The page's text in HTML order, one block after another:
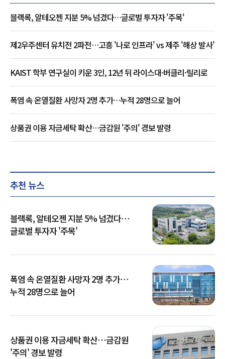
블랙록, 알테오젠 지분 5% 넘겼다…글로벌 투자자 '주목'
제2우주센터 유치전 2파전…고흥 '나로 인프라' vs 제주 '해상 발사'
KAIST 학부 연구실이 키운 3인, 12년 뒤 라이스대·버클리·릴리로
폭염 속 온열질환 사망자 2명 추가…누적 28명으로 늘어
상품권 이용 자금세탁 확산…금감원 '주의' 경보 발령
추천 뉴스
블랙록, 알테오젠 지분 5% 넘겼다…
글로벌 투자자 '주목'
폭염 속 온열질환 사망자 2명 추가…
누적 28명으로 늘어
상품권 이용 자금세탁 확산…금감원
'주의' 경보 발령